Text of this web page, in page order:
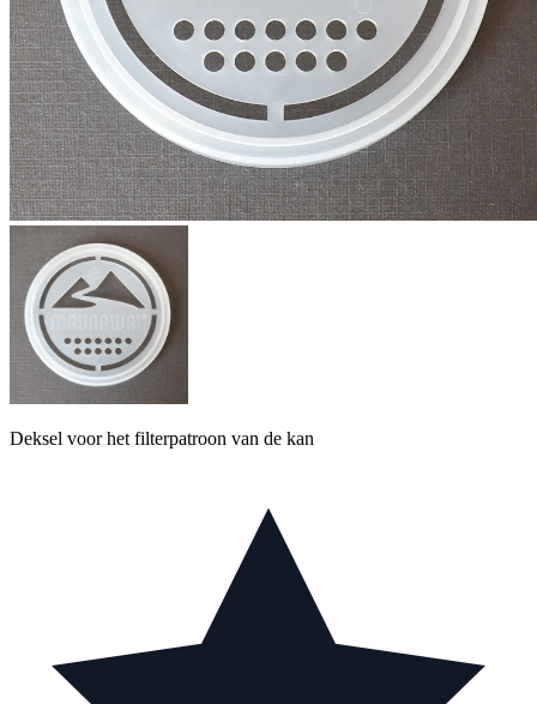
Deksel voor het filterpatroon van de kan